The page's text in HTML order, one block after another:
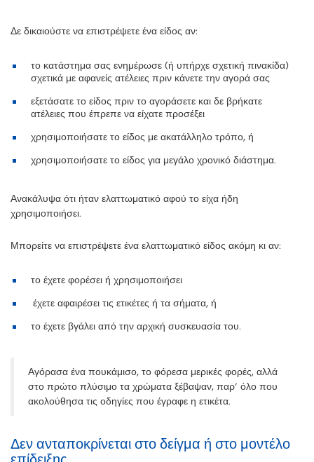
Δε δικαιούστε να επιστρέψετε ένα είδος αν:
το κατάστημα σας ενημέρωσε (ή υπήρχε σχετική πινακίδα)
σχετικά με αφανείς ατέλειες πριν κάνετε την αγορά σας
εξετάσατε το είδος πριν το αγοράσετε και δε βρήκατε
ατέλειες που έπρεπε να είχατε προσέξει
χρησιμοποιήσατε το είδος με ακατάλληλο τρόπο, ή
χρησιμοποιήσατε το είδος για μεγάλο χρονικό διάστημα.
Ανακάλυψα ότι ήταν ελαττωματικό αφού το είχα ήδη
χρησιμοποιήσει.
Μπορείτε να επιστρέψετε ένα ελαττωματικό είδος ακόμη κι αν:
το έχετε φορέσει ή χρησιμοποιήσει
έχετε αφαιρέσει τις ετικέτες ή τα σήματα, ή
το έχετε βγάλει από την αρχική συσκευασία του.
Αγόρασα ένα πουκάμισο, το φόρεσα μερικές φορές, αλλά
στο πρώτο πλύσιμο τα χρώματα ξέβαψαν, παρ’ όλο που
ακολούθησα τις οδηγίες που έγραφε η ετικέτα.
Δεν ανταποκρίνεται στο δείγμα ή στο μοντέλο